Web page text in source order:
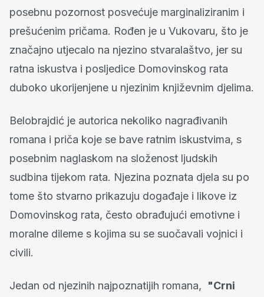
posebnu pozornost posvećuje marginaliziranim i
prešućenim pričama. Rođen je u Vukovaru, što je
značajno utjecalo na njezino stvaralaštvo, jer su
ratna iskustva i posljedice Domovinskog rata
duboko ukorijenjene u njezinim književnim djelima.
Belobrajdić je autorica nekoliko nagrađivanih
romana i priča koje se bave ratnim iskustvima, s
posebnim naglaskom na složenost ljudskih
sudbina tijekom rata. Njezina poznata djela su po
tome što stvarno prikazuju događaje i likove iz
Domovinskog rata, često obrađujući emotivne i
moralne dileme s kojima su se suočavali vojnici i
civili.
Jedan od njezinih najpoznatijih romana, "Crni